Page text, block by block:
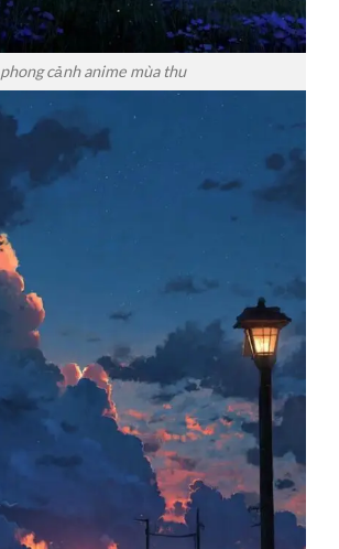
phong cảnh anime mùa thu